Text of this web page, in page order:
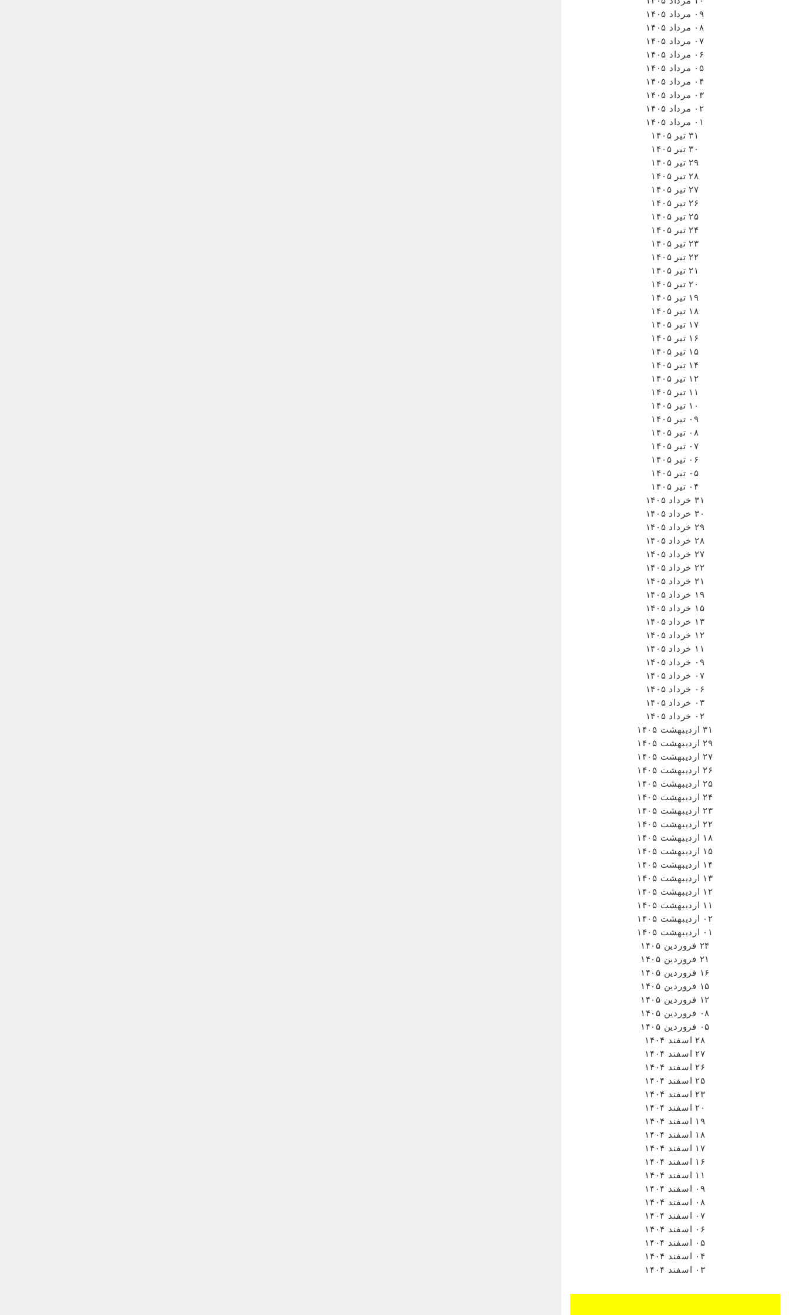
۰۹ مرداد ۱۴۰۵
۰۸ مرداد ۱۴۰۵
۰۷ مرداد ۱۴۰۵
۰۶ مرداد ۱۴۰۵
۰۵ مرداد ۱۴۰۵
۰۴ مرداد ۱۴۰۵
۰۳ مرداد ۱۴۰۵
۰۲ مرداد ۱۴۰۵
۰۱ مرداد ۱۴۰۵
۳۱ تیر ۱۴۰۵
۳۰ تیر ۱۴۰۵
۲۹ تیر ۱۴۰۵
۲۸ تیر ۱۴۰۵
۲۷ تیر ۱۴۰۵
۲۶ تیر ۱۴۰۵
۲۵ تیر ۱۴۰۵
۲۴ تیر ۱۴۰۵
۲۳ تیر ۱۴۰۵
۲۲ تیر ۱۴۰۵
۲۱ تیر ۱۴۰۵
۲۰ تیر ۱۴۰۵
۱۹ تیر ۱۴۰۵
۱۸ تیر ۱۴۰۵
۱۷ تیر ۱۴۰۵
۱۶ تیر ۱۴۰۵
۱۵ تیر ۱۴۰۵
۱۴ تیر ۱۴۰۵
۱۲ تیر ۱۴۰۵
۱۱ تیر ۱۴۰۵
۱۰ تیر ۱۴۰۵
۰۹ تیر ۱۴۰۵
۰۸ تیر ۱۴۰۵
۰۷ تیر ۱۴۰۵
۰۶ تیر ۱۴۰۵
۰۵ تیر ۱۴۰۵
۰۴ تیر ۱۴۰۵
۳۱ خرداد ۱۴۰۵
۳۰ خرداد ۱۴۰۵
۲۹ خرداد ۱۴۰۵
۲۸ خرداد ۱۴۰۵
۲۷ خرداد ۱۴۰۵
۲۲ خرداد ۱۴۰۵
۲۱ خرداد ۱۴۰۵
۱۹ خرداد ۱۴۰۵
۱۵ خرداد ۱۴۰۵
۱۳ خرداد ۱۴۰۵
۱۲ خرداد ۱۴۰۵
۱۱ خرداد ۱۴۰۵
۰۹ خرداد ۱۴۰۵
۰۷ خرداد ۱۴۰۵
۰۶ خرداد ۱۴۰۵
۰۳ خرداد ۱۴۰۵
۰۲ خرداد ۱۴۰۵
۳۱ اردیبهشت ۱۴۰۵
۲۹ اردیبهشت ۱۴۰۵
۲۷ اردیبهشت ۱۴۰۵
۲۶ اردیبهشت ۱۴۰۵
۲۵ اردیبهشت ۱۴۰۵
۲۴ اردیبهشت ۱۴۰۵
۲۳ اردیبهشت ۱۴۰۵
۲۲ اردیبهشت ۱۴۰۵
۱۸ اردیبهشت ۱۴۰۵
۱۵ اردیبهشت ۱۴۰۵
۱۴ اردیبهشت ۱۴۰۵
۱۳ اردیبهشت ۱۴۰۵
۱۲ اردیبهشت ۱۴۰۵
۱۱ اردیبهشت ۱۴۰۵
۰۲ اردیبهشت ۱۴۰۵
۰۱ اردیبهشت ۱۴۰۵
۲۴ فروردین ۱۴۰۵
۲۱ فروردین ۱۴۰۵
۱۶ فروردین ۱۴۰۵
۱۵ فروردین ۱۴۰۵
۱۲ فروردین ۱۴۰۵
۰۸ فروردین ۱۴۰۵
۰۵ فروردین ۱۴۰۵
۲۸ اسفند ۱۴۰۴
۲۷ اسفند ۱۴۰۴
۲۶ اسفند ۱۴۰۴
۲۵ اسفند ۱۴۰۴
۲۳ اسفند ۱۴۰۴
۲۰ اسفند ۱۴۰۴
۱۹ اسفند ۱۴۰۴
۱۸ اسفند ۱۴۰۴
۱۷ اسفند ۱۴۰۴
۱۶ اسفند ۱۴۰۴
۱۱ اسفند ۱۴۰۴
۰۹ اسفند ۱۴۰۴
۰۸ اسفند ۱۴۰۴
۰۷ اسفند ۱۴۰۴
۰۶ اسفند ۱۴۰۴
۰۵ اسفند ۱۴۰۴
۰۴ اسفند ۱۴۰۴
۰۳ اسفند ۱۴۰۴